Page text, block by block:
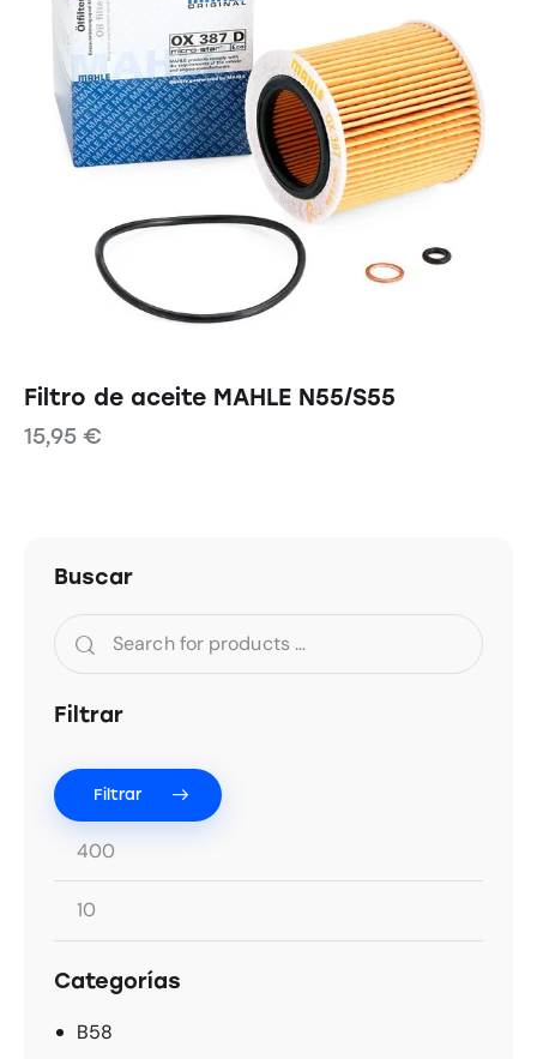
Filtro de aceite MAHLE N55/S55
15,95 €
Buscar
Filtrar
Filtrar
Categorías
B58